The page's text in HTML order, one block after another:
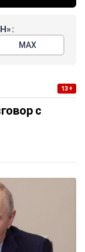
МАХ
13+
с